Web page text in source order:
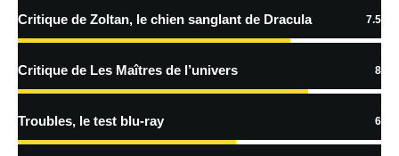
Critique de Zoltan, le chien sanglant de Dracula 7.5
Critique de Les Maîtres de l’univers 8
Troubles, le test blu-ray 6